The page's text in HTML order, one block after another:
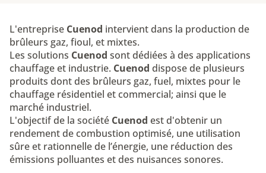
L'entreprise Cuenod intervient dans la production de
brûleurs gaz, fioul, et mixtes.
Les solutions Cuenod sont dédiées à des applications
chauffage et industrie. Cuenod dispose de plusieurs
produits dont des brûleurs gaz, fuel, mixtes pour le
chauffage résidentiel et commercial; ainsi que le
marché industriel.
L'objectif de la société Cuenod est d'obtenir un
rendement de combustion optimisé, une utilisation
sûre et rationnelle de l’énergie, une réduction des
émissions polluantes et des nuisances sonores.